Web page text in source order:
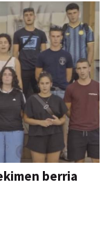
berria